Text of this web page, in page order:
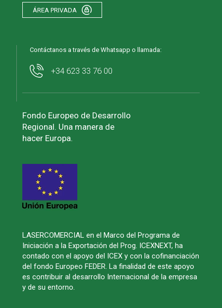
ÁREA PRIVADA
Contáctanos a través de Whatsapp o llamada:
+34 623 33 76 00
Fondo Europeo de Desarrollo
Regional. Una manera de
hacer Europa.
LASERCOMERCIAL en el Marco del Programa de
Iniciación a la Exportación del Prog. ICEXNEXT, ha
contado con el apoyo del ICEX y con la cofinanciación
del fondo Europeo FEDER. La finalidad de este apoyo
es contribuir al desarrollo Internacional de la empresa
y de su entorno.